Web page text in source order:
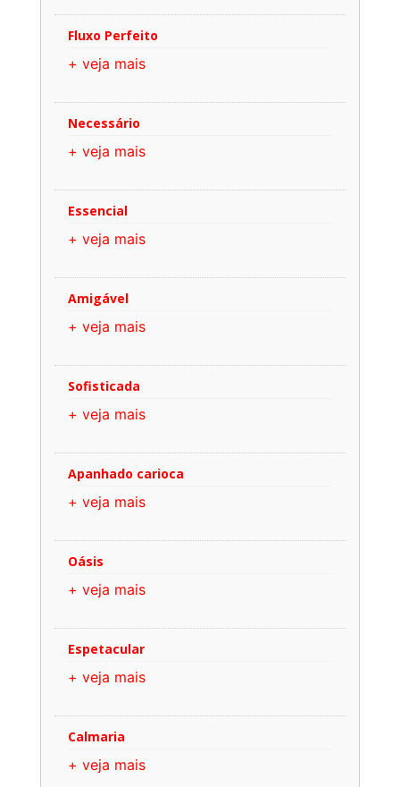
Fluxo Perfeito
+ veja mais
Necessário
+ veja mais
Essencial
+ veja mais
Amigável
+ veja mais
Sofisticada
+ veja mais
Apanhado carioca
+ veja mais
Oásis
+ veja mais
Espetacular
+ veja mais
Calmaria
+ veja mais